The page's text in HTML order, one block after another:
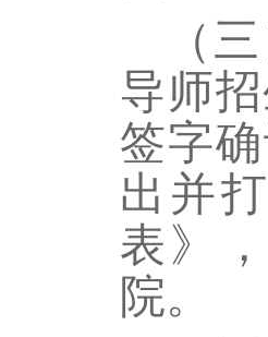
（
导师
签字
出并
表》
院。